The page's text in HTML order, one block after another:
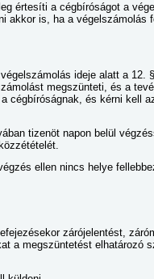
értesíti a cégbíróságot a
akkor is, ha a végelszámolás
ideje alatt a 12.
megszünteti, és a
cégbíróságnak, és kérni kell
tizenöt napon belül
ellen nincs helye
zárójelentést,
a megszüntetést elhatározó